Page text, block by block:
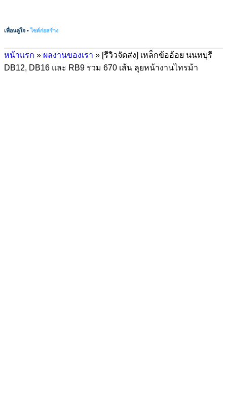
เพื่อนคู่ใจ • ไซต์ก่อสร้าง
หน้าแรก » ผลงานของเรา » [รีวิวจัดส่ง] เหล็กข้ออ้อย นนทบุรี
DB12, DB16 และ RB9 รวม 670 เส้น ลุยหน้างานไทรม้า